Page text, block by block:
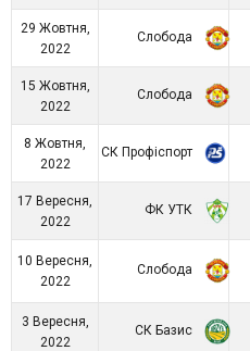
29 Жовтня,
2022
Слобода
15 Жовтня,
2022
Слобода
8 Жовтня,
2022
СК Профіспорт
17 Вересня,
2022
ФК УТК
10 Вересня,
2022
Слобода
3 Вересня,
2022
СК Базис